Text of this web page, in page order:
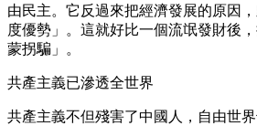
由民主。它反過來把經濟發展的原因
度優勢」。這就好比一個流氓發財後
蒙拐騙」。
共產主義已滲透全世界
共產主義不但殘害了中國人，自由世